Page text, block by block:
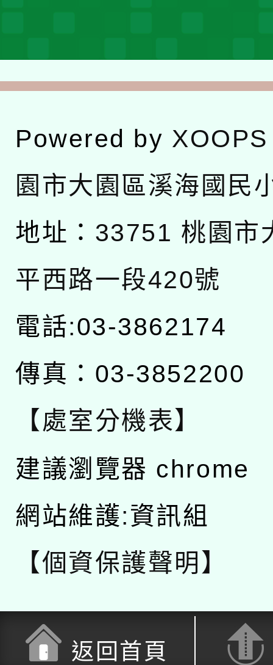
Powered by XOOPS
園市大園區溪海國民
地址： 33751 桃園市
平西路一段420號
電話:03-3862174
傳真：03-3852200
【處室分機表】
建議瀏覽器 chrome
網站維護:資訊組
【個資保護聲明】
返回首頁